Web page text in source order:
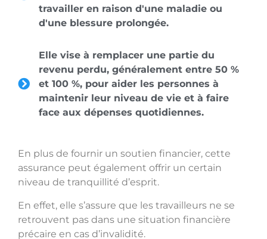
travailler en raison d'une maladie ou
d'une blessure prolongée.
Elle vise à remplacer une partie du
revenu perdu, généralement entre 50 %
et 100 %, pour aider les personnes à
maintenir leur niveau de vie et à faire
face aux dépenses quotidiennes.
En plus de fournir un soutien financier, cette
assurance peut également offrir un certain
niveau de tranquillité d’esprit.
En effet, elle s’assure que les travailleurs ne se
retrouvent pas dans une situation financière
précaire en cas d’invalidité.